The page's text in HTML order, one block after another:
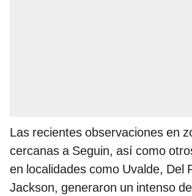
Las recientes observaciones en
cercanas a Seguin, así como
en localidades como Uvalde, Del
Jackson, generaron un intenso